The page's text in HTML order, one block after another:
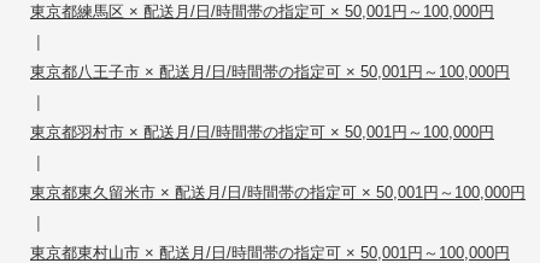
東京都練馬区 × 配送月/日/時間帯の指定可 × 50,001円～100,000円
|
東京都八王子市 × 配送月/日/時間帯の指定可 × 50,001円～100,000円
|
東京都羽村市 × 配送月/日/時間帯の指定可 × 50,001円～100,000円
|
東京都東久留米市 × 配送月/日/時間帯の指定可 × 50,001円～100,000円
|
東京都東村山市 × 配送月/日/時間帯の指定可 × 50,001円～100,000円